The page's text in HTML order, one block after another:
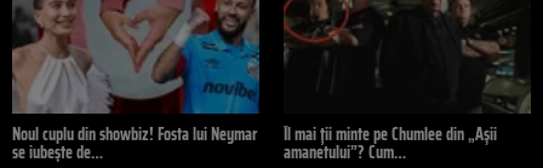
Noul cuplu din showbiz! Fosta lui Neymar
se iubește de…
Îl mai ții minte pe Chumlee din „Așii
amanetului”? Cum…